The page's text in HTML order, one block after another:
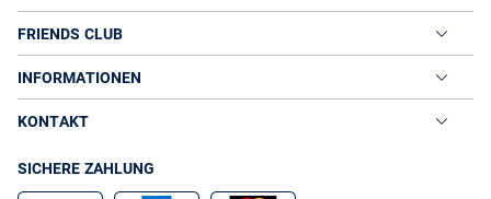
FRIENDS CLUB
INFORMATIONEN
KONTAKT
SICHERE ZAHLUNG